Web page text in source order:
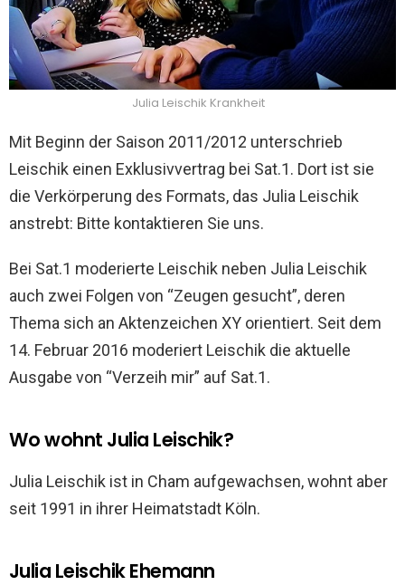
Julia Leischik Krankheit
Mit Beginn der Saison 2011/2012 unterschrieb
Leischik einen Exklusivvertrag bei Sat.1. Dort ist sie
die Verkörperung des Formats, das Julia Leischik
anstrebt: Bitte kontaktieren Sie uns.
Bei Sat.1 moderierte Leischik neben Julia Leischik
auch zwei Folgen von “Zeugen gesucht”, deren
Thema sich an Aktenzeichen XY orientiert. Seit dem
14. Februar 2016 moderiert Leischik die aktuelle
Ausgabe von “Verzeih mir” auf Sat.1.
Wo wohnt Julia Leischik?
Julia Leischik ist in Cham aufgewachsen, wohnt aber
seit 1991 in ihrer Heimatstadt Köln.
Julia Leischik Ehemann